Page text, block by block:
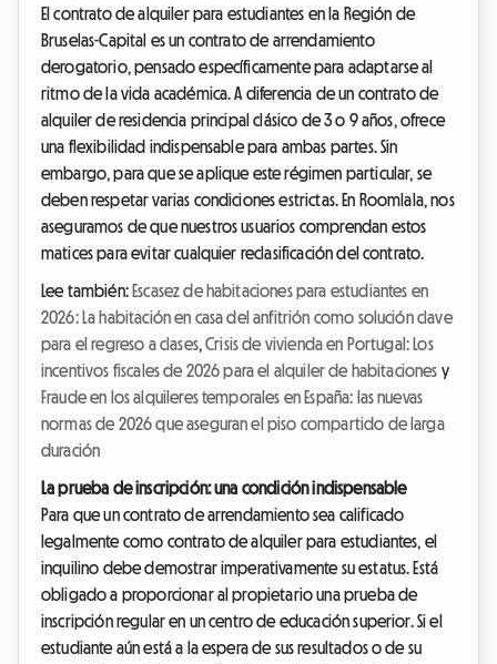
El contrato de alquiler para estudiantes en la Región de
Bruselas-Capital es un contrato de arrendamiento
derogatorio, pensado específicamente para adaptarse al
ritmo de la vida académica. A diferencia de un contrato de
alquiler de residencia principal clásico de 3 o 9 años, ofrece
una flexibilidad indispensable para ambas partes. Sin
embargo, para que se aplique este régimen particular, se
deben respetar varias condiciones estrictas. En Roomlala, nos
aseguramos de que nuestros usuarios comprendan estos
matices para evitar cualquier reclasificación del contrato.
Lee también: Escasez de habitaciones para estudiantes en
2026: La habitación en casa del anfitrión como solución clave
para el regreso a clases,Crisis de vivienda en Portugal: Los
incentivos fiscales de 2026 para el alquiler de habitaciones y
Fraude en los alquileres temporales en España: las nuevas
normas de 2026 que aseguran el piso compartido de larga
duración
La prueba de inscripción: una condición indispensable
Para que un contrato de arrendamiento sea calificado
legalmente como contrato de alquiler para estudiantes, el
inquilino debe demostrar imperativamente su estatus. Está
obligado a proporcionar al propietario una prueba de
inscripción regular en un centro de educación superior. Si el
estudiante aún está a la espera de sus resultados o de su